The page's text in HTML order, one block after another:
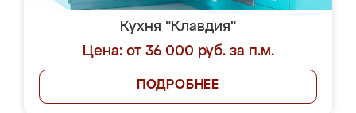
Кухня "Клавдия"
Цена: от 36 000 руб. за п.м.
ПОДРОБНЕЕ